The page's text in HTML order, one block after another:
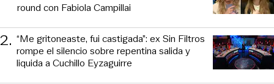
round con Fabiola Campillai
2. “Me gritoneaste, fui castigada”: ex Sin Filtros
rompe el silencio sobre repentina salida y
liquida a Cuchillo Eyzaguirre